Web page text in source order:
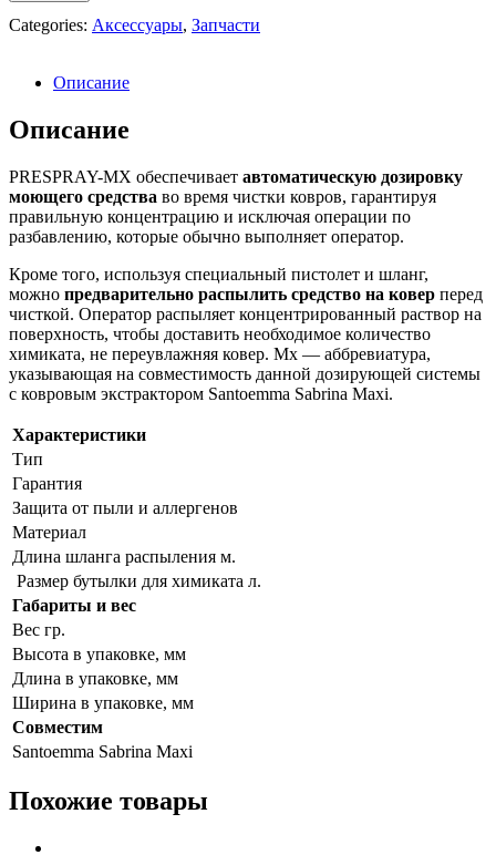
Categories: Аксессуары, Запчасти
Описание
Описание
PRESPRAY-MX обеспечивает автоматическую дозировку
моющего средства во время чистки ковров, гарантируя
правильную концентрацию и исключая операции по
разбавлению, которые обычно выполняет оператор.
Кроме того, используя специальный пистолет и шланг,
можно предварительно распылить средство на ковер перед
чисткой. Оператор распыляет концентрированный раствор на
поверхность, чтобы доставить необходимое количество
химиката, не переувлажняя ковер. Mx — аббревиатура,
указывающая на совместимость данной дозирующей системы
с ковровым экстрактором Santoemma Sabrina Maxi.
Характеристики
Тип
Гарантия
Защита от пыли и аллергенов
Материал
Длина шланга распыления м.
Размер бутылки для химиката л.
Габариты и вес
Вес гр.
Высота в упаковке, мм
Длина в упаковке, мм
Ширина в упаковке, мм
Совместим
Santoemma Sabrina Maxi
Похожие товары